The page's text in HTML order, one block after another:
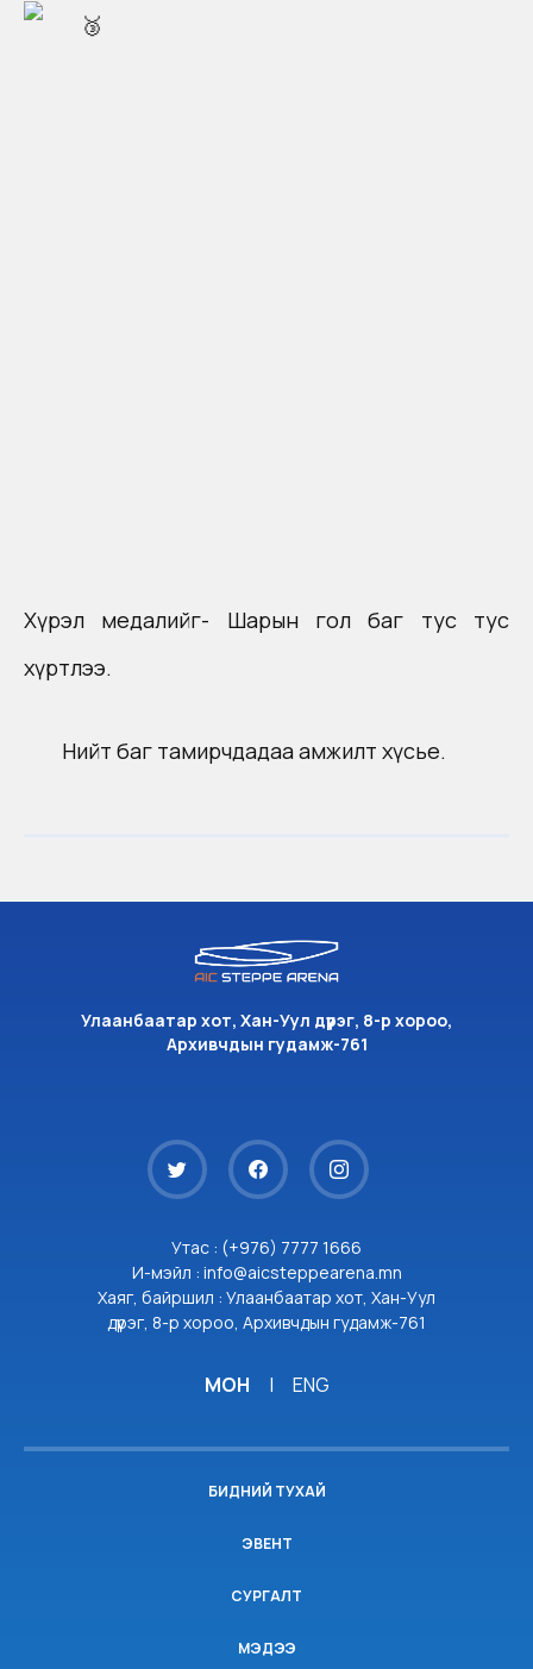
Хүрэл медалийг- Шарын гол баг тус тус
хүртлээ.
Нийт баг тамирчдадаа амжилт хүсье.
Улаанбаатар хот, Хан-Уул дүүрэг, 8-р хороо,
Архивчдын гудамж-761
Утас : (+976) 7777 1666
И-мэйл : info@aicsteppearena.mn
Хаяг, байршил : Улаанбаатар хот, Хан-Уул
дүүрэг, 8-р хороо, Архивчдын гудамж-761
МОН | ENG
БИДНИЙ ТУХАЙ
ЭВЕНТ
СУРГАЛТ
МЭДЭЭ